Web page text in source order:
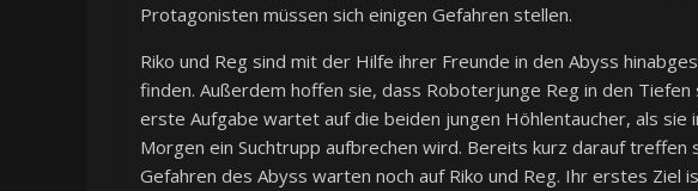
Protagonisten müssen sich einigen Gefahren stellen.
Riko und Reg sind mit der Hilfe ihrer Freunde in den Abyss
finden. Außerdem hoffen sie, dass Roboterjunge Reg in den Tiefen
erste Aufgabe wartet auf die beiden jungen Höhlentaucher, als sie
Morgen ein Suchtrupp aufbrechen wird. Bereits kurz darauf treffen
Gefahren des Abyss warten noch auf Riko und Reg. Ihr erstes Ziel